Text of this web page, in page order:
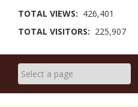
TOTAL VIEWS: 426,401
TOTAL VISITORS: 225,907